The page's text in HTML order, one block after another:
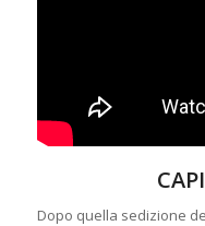
Dopo quella sedizione